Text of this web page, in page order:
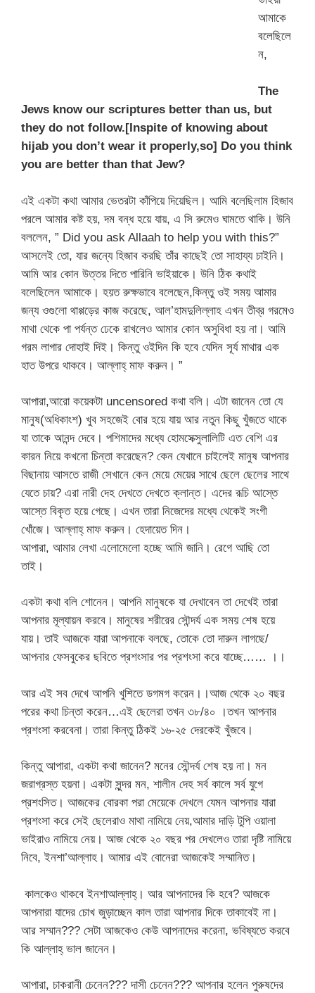
আমাকে
বলেছিলে
ন,
The
Jews know our scriptures better than us, but
they do not follow.[Inspite of knowing about
hijab you don’t wear it properly,so] Do you think
you are better than that Jew?
এই একটা কথা আমার ভেতরটা কাঁপিয়ে দিয়েছিল। আমি বলেছিলাম হিজাব
পরলে আমার কষ্ট হয়, দম বন্ধ হয়ে যায়, এ সি রুমেও ঘামতে থাকি। উনি
বললেন, ” Did you ask Allaah to help you with this?”
আসলেই তো, যার জন্যে হিজাব করছি তাঁর কাছেই তো সাহায্য চাইনি।
আমি আর কোন উত্তর দিতে পারিনি ভাইয়াকে। উনি ঠিক কথাই
বলেছিলেন আমাকে। হয়ত রুক্ষভাবে বলেছেন,কিন্তু ওই সময় আমার
জন্য ওগুলো থাপ্পড়ের কাজ করেছে, আল’হামদুলিল্লাহ এখন তীব্র গরমেও
মাথা থেকে পা পর্যন্ত ঢেকে রাখলেও আমার কোন অসুবিধা হয় না। আমি
গরম লাগার দোহাই দিই। কিন্তু ওইদিন কি হবে যেদিন সূর্য মাথার এক
হাত উপরে থাকবে। আল্লাহ্ মাফ করুন। ”
আপারা,আরো কয়েকটা uncensored কথা বলি। এটা জানেন তো যে
মানুষ(অধিকাংশ) খুব সহজেই বোর হয়ে যায় আর নতুন কিছু খুঁজতে থাকে
যা তাকে আনন্দ দেবে। পশিমাদের মধ্যে হোমসেক্সুলালিটি এত বেশি এর
কারন নিয়ে কখনো চিন্তা করেছেন? কেন যেখানে চাইলেই মানুষ আপনার
বিছানায় আসতে রাজী সেখানে কেন মেয়ে মেয়ের সাথে ছেলে ছেলের সাথে
যেতে চায়? এরা নারী দেহ দেখতে দেখতে ক্লান্ত। এদের রূচি আস্তে
আস্তে বিকৃত হয়ে গেছে। এখন তারা নিজেদের মধ্যে থেকেই সংগী
খোঁজে। আল্লাহ্ মাফ করুন। হেদায়েত দিন।
আপারা, আমার লেখা এলোমেলো হচ্ছে আমি জানি। রেগে আছি তো
তাই।
একটা কথা বলি শোনেন। আপনি মানুষকে যা দেখাবেন তা দেখেই তারা
আপনার মূল্যায়ন করবে। মানুষের শরীরের সৌন্দর্য এক সময় শেষ হয়ে
যায়। তাই আজকে যারা আপনাকে বলছে, তোকে তো দারুন লাগছে/
আপনার ফেসবুকের ছবিতে প্রশংসার পর প্রশংসা করে যাচ্ছে…… ।।
আর এই সব দেখে আপনি খুশিতে ডগমগ করেন।।আজ থেকে ২০ বছর
পরের কথা চিন্তা করেন…এই ছেলেরা তখন ৩৮/৪০ ।তখন আপনার
প্রশংসা করবেনা। তারা কিন্তু ঠিকই ১৬-২৫ দেরকেই খুঁজবে।
কিন্তু আপারা, একটা কথা জানেন? মনের সৌন্দর্য শেষ হয় না। মন
জরাগ্রস্ত হয়না। একটা সুন্দর মন, শালীন দেহ সর্ব কালে সর্ব যুগে
প্রশংসিত। আজকের বোরকা পরা মেয়েকে দেখলে যেমন আপনার যারা
প্রশংসা করে সেই ছেলেরাও মাথা নামিয়ে নেয়,আমার দাড়ি টুপি ওয়ালা
ভাইরাও নামিয়ে নেয়। আজ থেকে ২০ বছর পর দেখলেও তারা দৃষ্টি নামিয়ে
নিবে, ইনশা’আল্লাহ। আমার এই বোনেরা আজকেই সম্মানিত।
কালকেও থাকবে ইনশাআল্লাহ্। আর আপনাদের কি হবে? আজকে
আপনারা যাদের চোখ জুড়াচ্ছেন কাল তারা আপনার দিকে তাকাবেই না।
আর সম্মান??? সেটা আজকেও কেউ আপনাদের করেনা, ভবিষ্যতে করবে
কি আল্লাহ্ ভাল জানেন।
আপারা, চাকরানী চেনেন??? দাসী চেনেন??? আপনার হলেন পুরুষদের